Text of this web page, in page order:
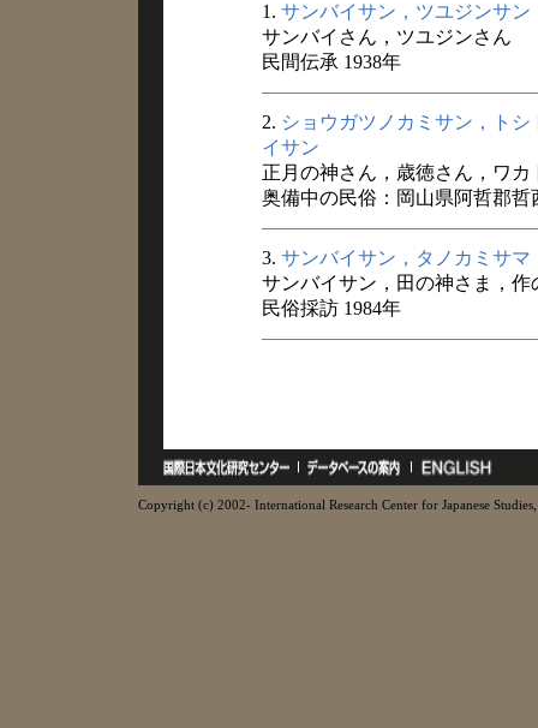
1. サンバイサン，ツユジンサン
サンバイさん，ツユジンさん
民間伝承 1938年
2. ショウガツノカミサン，ト
イサン
正月の神さん，歳徳さん，ワ
奥備中の民俗：岡山県阿哲郡哲
3. サンバイサン，タノカミサマ
サンバイサン，田の神さま，作
民俗採訪 1984年
Copyright (c) 2002- International Research Center for Japanese